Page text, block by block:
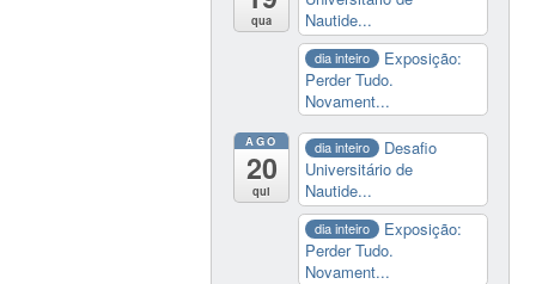
qua
Nautide...
dia inteiro
Exposição:
Perder Tudo.
Novament...
AGO
20
qui
dia inteiro
Desafio
Universitário de
Nautide...
dia inteiro
Exposição:
Perder Tudo.
Novament...